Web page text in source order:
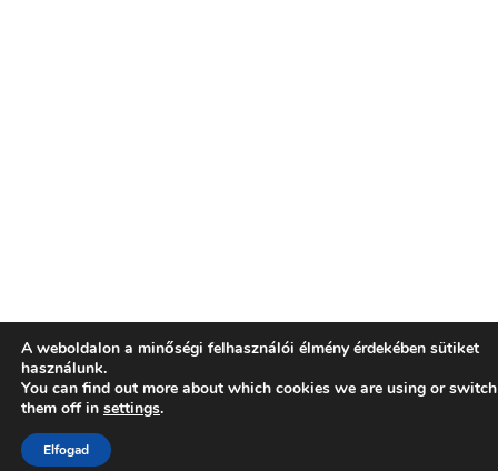
A weboldalon a minőségi felhasználói élmény érdekében sütiket
használunk.
You can find out more about which cookies we are using or switch
them off in settings.
Elfogad